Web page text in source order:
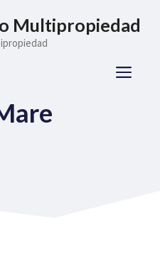
Multipropiedad